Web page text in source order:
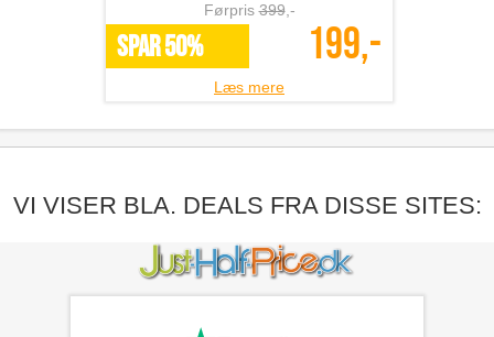
Førpris399,-
SPAR 50% 199,-
Læs mere
VI VISER BLA. DEALS FRA DISSE SITES: